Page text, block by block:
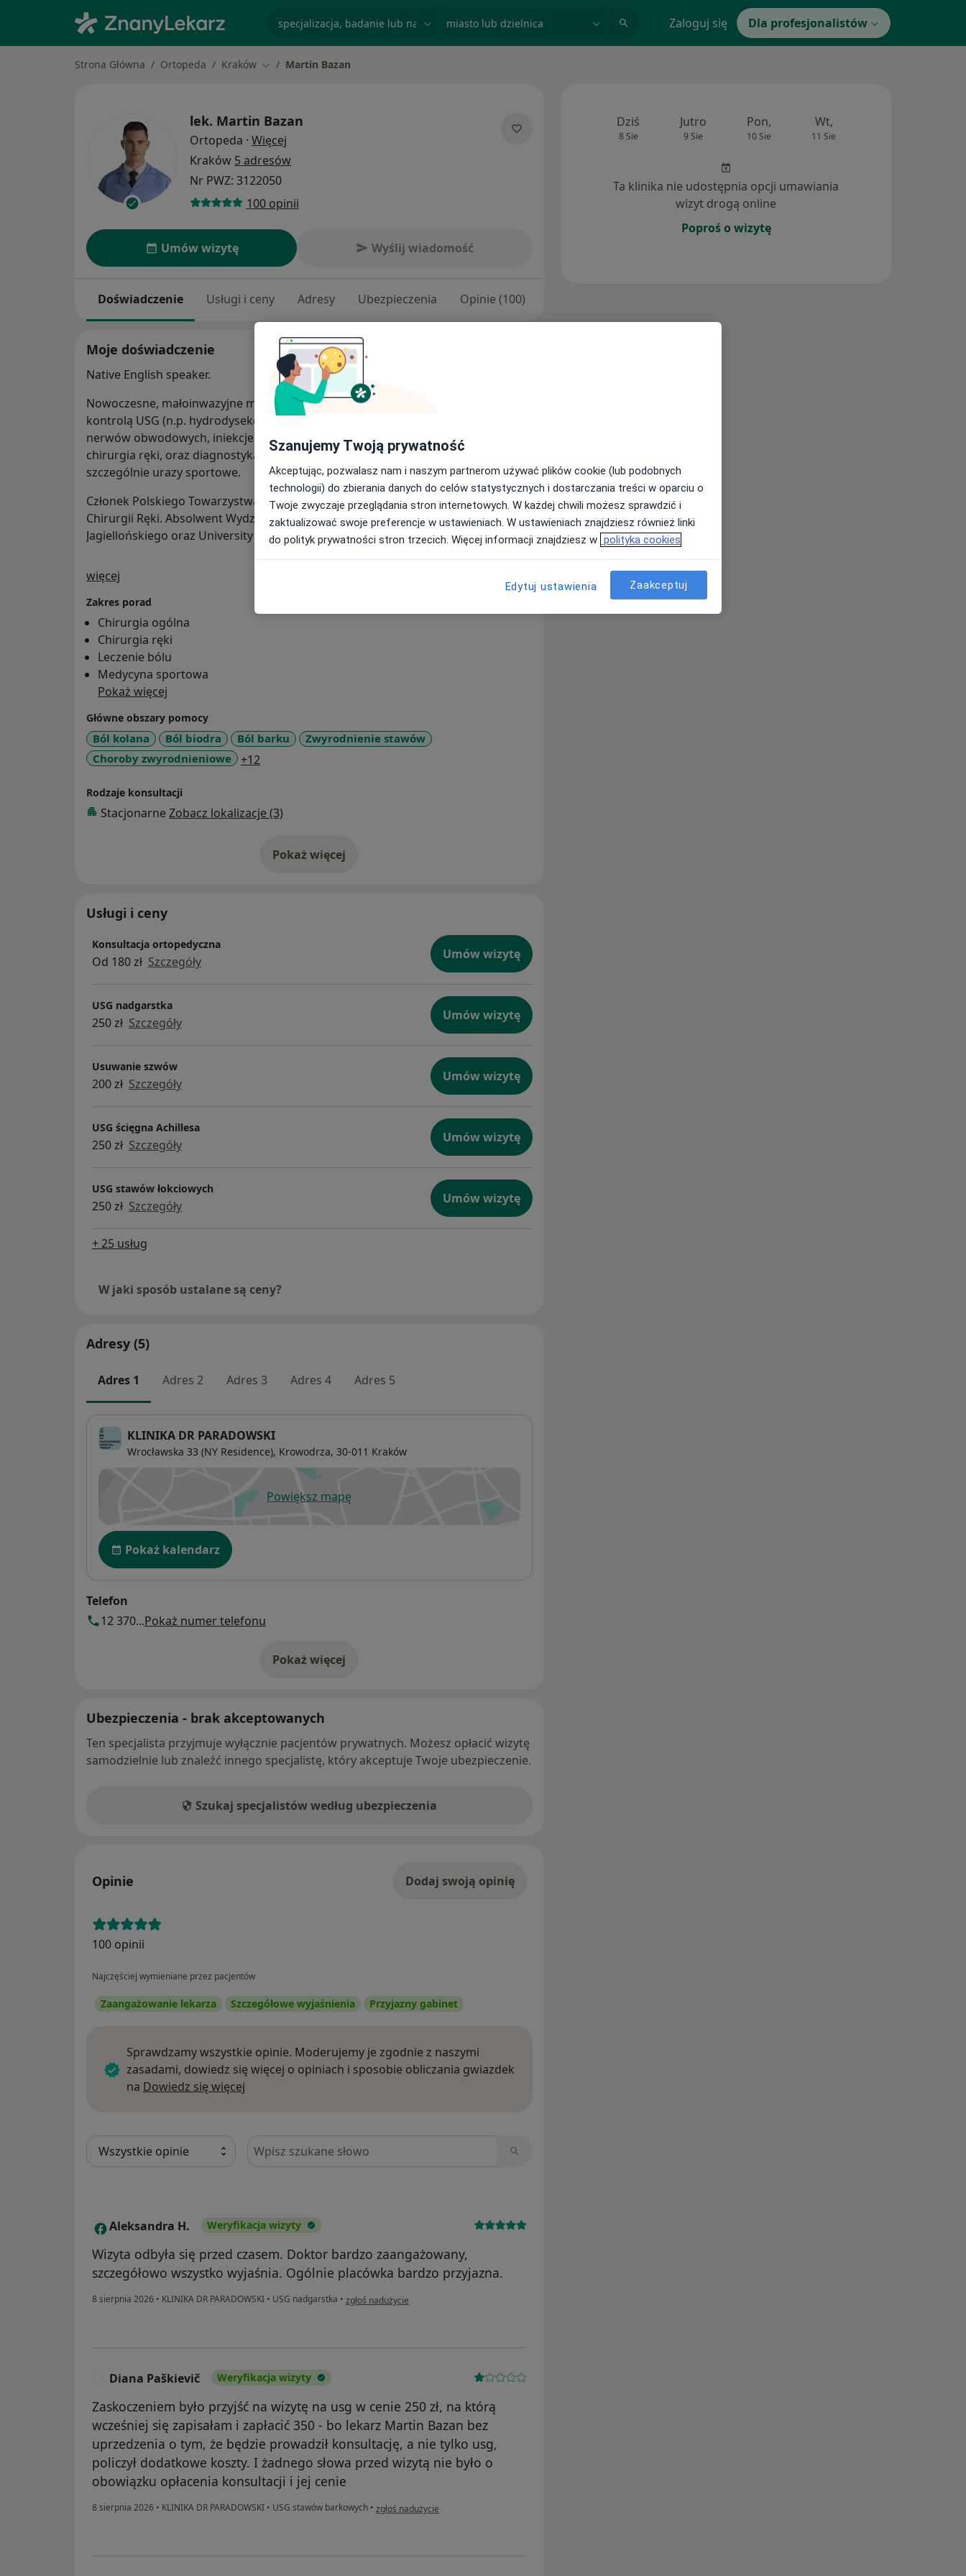
Zaloguj się Dla profesjonalistów
Strona Główna Ortopeda Kraków Zmień miasto
Martin Bazan
lek. Martin Bazan
Ortopeda · Więcej
Kraków 5 adresów
Nr PWZ: 3122050
100 opinii
Umów wizytę Wyślij wiadomość
Doświadczenie Usługi i ceny Adresy Ubezpieczenia Opinie (100)
Moje doświadczenie
Native English speaker.
Nowoczesne, małoinwazyjne metody leczenia schorzeń narządu ruchu pod
kontrolą USG (n.p. hydrodysekcja / hydrodekompresja w zespołach uciskowych
nerwów obwodowych, iniekcje dostawowe i okołostawowe, zespoły bólowe),
chirurgia ręki, oraz diagnostyka ultrasonograficzna schorzeń narządu ruchu -
szczególnie urazy sportowe.
Członek Polskiego Towarzystwa Ortopedycznego, Polskiego Towarzystwa
Chirurgii Ręki. Absolwent Wydziału Lekarskiego Collegium Medicum Uniwersytetu
Jagiellońskiego oraz University of California, Los Angeles.
więcej
Zakres porad
Chirurgia ogólna
Chirurgia ręki
Leczenie bólu
Medycyna sportowa
Pokaż więcej
Główne obszary pomocy
Ból kolana Ból biodra Ból barku
Zwyrodnienie stawów
Choroby zwyrodnieniowe
+12
Rodzaje konsultacji
Stacjonarne Zobacz lokalizacje (3)
Pokaż więcejo doświadczeniu
Usługi i ceny
Konsultacja ortopedyczna
Od 180 zł Szczegóły Umów wizytę
USG nadgarstka
250 zł Szczegóły Umów wizytę
Usuwanie szwów
200 zł Szczegóły Umów wizytę
USG ścięgna Achillesa
250 zł Szczegóły Umów wizytę
USG stawów łokciowych
250 zł Szczegóły Umów wizytę
+ 25 usług
W jaki sposób ustalane są ceny?
Adresy (5)
Adres 1 Adres 2 Adres 3 Adres 4 Adres 5
KLINIKA DR PARADOWSKI
Wrocławska 33 (NY Residence), Krowodrza, 30-011 Kraków
Powiększ mapęotwiera się w nowej karcie
Dostępność
Pokaż kalendarz
Telefon
12 370...Pokaż numer telefonu
Pokaż więcej
o adresie
Ubezpieczenia - brak akceptowanych
Ten specjalista przyjmuje wyłącznie pacjentów prywatnych. Możesz opłacić wizytę
samodzielnie lub znaleźć innego specjalistę, który akceptuje Twoje ubezpieczenie.
Szukaj specjalistów według ubezpieczenia
Opinie Dodaj swoją opinię
100 opinii
Najczęściej wymieniane przez pacjentów
Zaangażowanie lekarza Szczegółowe wyjaśnienia Przyjazny gabinet
Sprawdzamy wszystkie opinie. Moderujemy je zgodnie z naszymi
zasadami, dowiedz się więcej o opiniach i sposobie obliczania gwiazdek
na Dowiedz się więcej
Szukaj w opiniach
A Aleksandra H. Weryfikacja wizyty
Wizyta odbyła się przed czasem. Doktor bardzo zaangażowany,
szczegółowo wszystko wyjaśnia. Ogólnie placówka bardzo przyjazna.
8 sierpnia 2026 • KLINIKA DR PARADOWSKI • USG nadgarstka • w opinii użytkownika Aleksandra H.
zgłoś nadużycie
Diana Paškievič Weryfikacja wizyty
Zaskoczeniem było przyjść na wizytę na usg w cenie 250 zł, na którą
wcześniej się zapisałam i zapłacić 350 - bo lekarz Martin Bazan bez
uprzedzenia o tym, że będzie prowadził konsultację, a nie tylko usg,
policzył dodatkowe koszty. I żadnego słowa przed wizytą nie było o
obowiązku opłacenia konsultacji i jej cenie
8 sierpnia 2026 • KLINIKA DR PARADOWSKI • USG stawów barkowych • w opinii użytkownika Diana Paškievič
zgłoś nadużycie
Dziś
8 Sie
Jutro
9 Sie
Pon,
10 Sie
Wt,
11 Sie
Ta klinika nie udostępnia opcji umawiania
wizyt drogą online
Poproś o wizytę
Szanujemy Twoją prywatność
Akceptując, pozwalasz nam i naszym partnerom używać plików cookie (lub podobnych
technologii) do zbierania danych do celów statystycznych i dostarczania treści w oparciu o
Twoje zwyczaje przeglądania stron internetowych. W każdej chwili możesz sprawdzić i
zaktualizować swoje preferencje w ustawieniach. W ustawieniach znajdziesz również linki
do polityk prywatności stron trzecich. Więcej informacji znajdziesz w polityka cookies
Edytuj ustawienia Zaakceptuj